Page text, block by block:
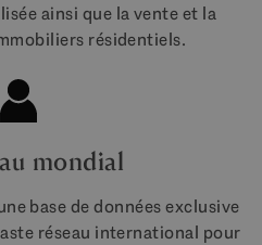
ainsi que la vente et la
résidentiels.
mondial
base de données exclusive
réseau international pour